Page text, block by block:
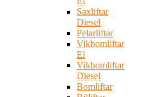
Saxliftar
Diesel
Pelarliftar
Vikbomliftar
El
Vikbomliftar
Diesel
Bomliftar